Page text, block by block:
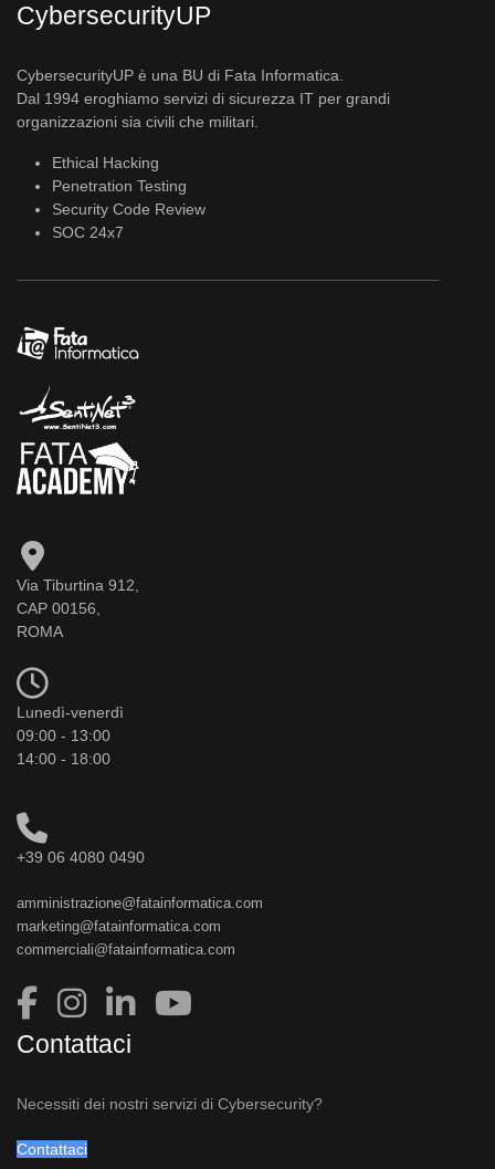
CybersecurityUP
CybersecurityUP è una BU di Fata Informatica.
Dal 1994 eroghiamo servizi di sicurezza IT per grandi
organizzazioni sia civili che militari.
Ethical Hacking
Penetration Testing
Security Code Review
SOC 24x7
Via Tiburtina 912,
CAP 00156,
ROMA
Lunedì-venerdì
09:00 - 13:00
14:00 - 18:00
+39 06 4080 0490
amministrazione@fatainformatica.com
marketing@fatainformatica.com
commerciali@fatainformatica.com
Contattaci
Necessiti dei nostri servizi di Cybersecurity?
Contattaci